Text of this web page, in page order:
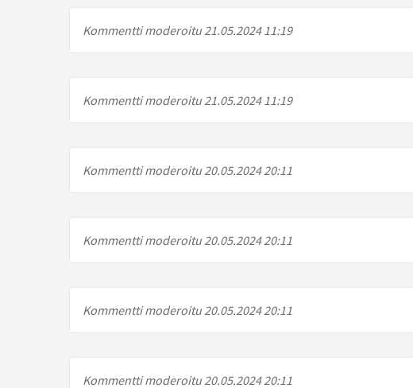
Kommentti moderoitu 21.05.2024 11:19
Kommentti moderoitu 21.05.2024 11:19
Kommentti moderoitu 20.05.2024 20:11
Kommentti moderoitu 20.05.2024 20:11
Kommentti moderoitu 20.05.2024 20:11
Kommentti moderoitu 20.05.2024 20:11